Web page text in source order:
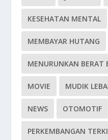
KESEHATAN MENTAL
MEMBAYAR HUTANG
MENURUNKAN BERAT
MOVIE MUDIK
NEWS OTOMOTIF
PERKEMBANGAN